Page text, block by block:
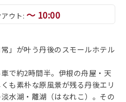
ウト: ～ 10:00
常」が叶う丹後のスモールホテル
で約2時間半。伊根の舟屋・天
も素朴な原風景が残る丹後エリ
水湖・離湖（はなれこ）。その